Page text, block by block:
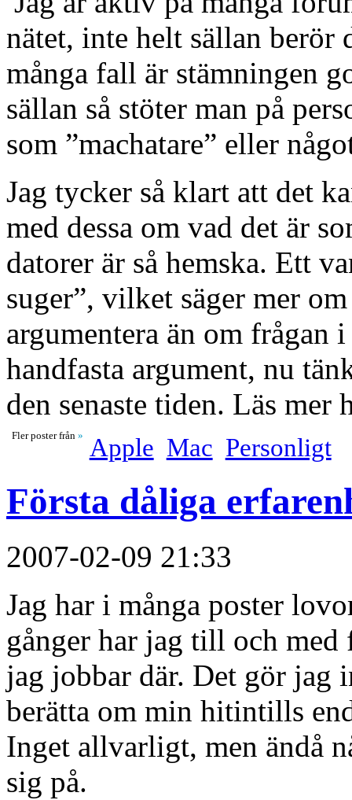
nätet, inte helt sällan berör
många fall är stämningen
sällan så stöter man på
som ”machatare” eller
Jag tycker så klart att det
med dessa om vad det är
datorer är så hemska. Ett
suger”, vilket säger mer
argumentera än om frågan
handfasta argument, nu
den senaste tiden. Läs
Fler poster från» Apple Mac Personligt
Första dåliga
2007-02-09 21:33
Jag har i många poster
gånger har jag till och
jag jobbar där. Det gör
berätta om min hitintills
Inget allvarligt, men ändå
sig på.